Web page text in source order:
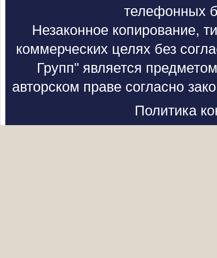
телефонных
Незаконное копирование,
коммерческих целях без
Групп" является
авторском праве согласно
Политика